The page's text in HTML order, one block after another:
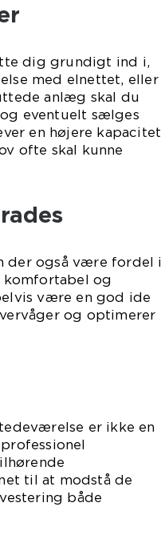
dig grundigt ind i,
med elnettet, eller
anlæg skal du
eventuelt sælges
en højere kapacitet
ofte skal kunne
der også være fordel i
komfortabel og
være en god ide
og optimerer
er ikke en
til at modstå de
både